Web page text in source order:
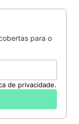
para o
de privacidade.